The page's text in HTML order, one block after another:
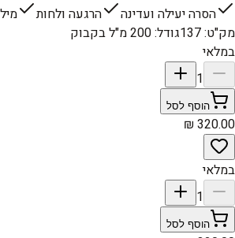
הסרה יעילה ועדינה
הרגעה ולחות
מק"ט:
137גודל:200 מ"ל בקבוק
במלאי
1
הוסף לסל
במלאי
1
הוסף לסל